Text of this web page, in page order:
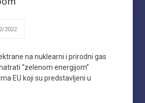
2022
na nuklearni i prirodni gas
“zelenom energijom”
EU koji su predstavljeni u